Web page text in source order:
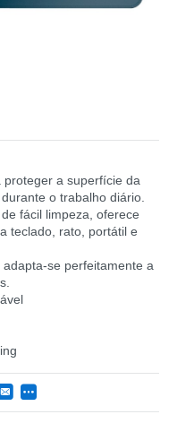
proteger a superfície da
o trabalho diário.
fácil limpeza, oferece
teclado, rato, portátil e
se perfeitamente a